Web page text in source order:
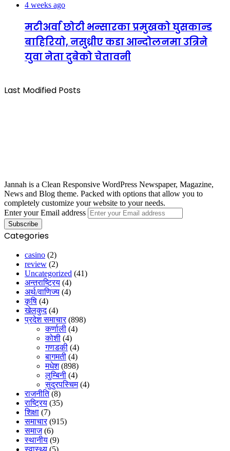
4 weeks ago
मटीअर्वा छोटी भन्सारका प्रमुखको घुसकान्ड
बाहिरियो, नसुध्रीए कडा आन्दोलनमा उत्रिने
युवा नेता दुबेको चेतावनी
Last Modified Posts
Jannah is a Clean Responsive WordPress Newspaper, Magazine,
News and Blog theme. Packed with options that allow you to
completely customize your website to your needs.
Enter your Email address
Categories
casino (2)
review (2)
Uncategorized (41)
अन्तराष्ट्रिय (4)
अर्थ/वाणिज्य (4)
कृषि (4)
खेलकुद(4)
प्रदेश समाचार(898)
कर्णाली (4)
कोशी (4)
गणडकी (4)
बागमती (4)
मधेश(898)
लुम्बिनी (4)
सुदुरपस्चिम(4)
राजनीति(8)
राष्ट्रिय (35)
शिक्षा (7)
समाचार(915)
समाज(6)
स्थानीय (9)
स्वास्थ्य (5)